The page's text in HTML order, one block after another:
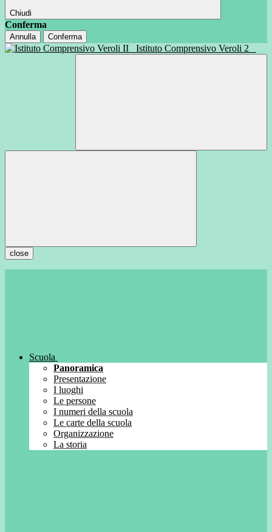
Chiudi
Conferma
Annulla Conferma
Istituto Comprensivo Veroli 2
close
Scuola
Panoramica
Presentazione
I luoghi
Le persone
I numeri della scuola
Le carte della scuola
Organizzazione
La storia